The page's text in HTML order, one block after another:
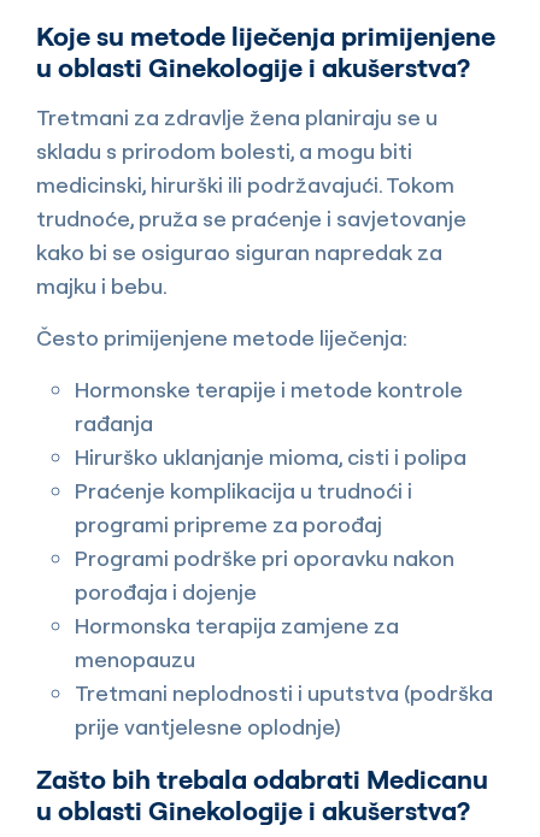
Koje su metode liječenja primijenjene
u oblasti Ginekologije i akušerstva?
Tretmani za zdravlje žena planiraju se u
skladu s prirodom bolesti, a mogu biti
medicinski, hirurški ili podržavajući. Tokom
trudnoće, pruža se praćenje i savjetovanje
kako bi se osigurao siguran napredak za
majku i bebu.
Često primijenjene metode liječenja:
Hormonske terapije i metode kontrole
rađanja
Hirurško uklanjanje mioma, cisti i polipa
Praćenje komplikacija u trudnoći i
programi pripreme za porođaj
Programi podrške pri oporavku nakon
porođaja i dojenje
Hormonska terapija zamjene za
menopauzu
Tretmani neplodnosti i uputstva (podrška
prije vantjelesne oplodnje)
Zašto bih trebala odabrati Medicanu
u oblasti Ginekologije i akušerstva?